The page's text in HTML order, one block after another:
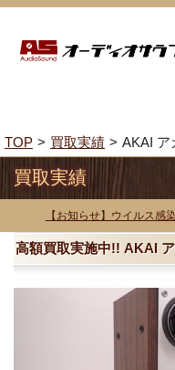
TOP 買取実績 AKAI
買取実績
【お知らせ】ウイルス感
高額買取実施中!! AKAI